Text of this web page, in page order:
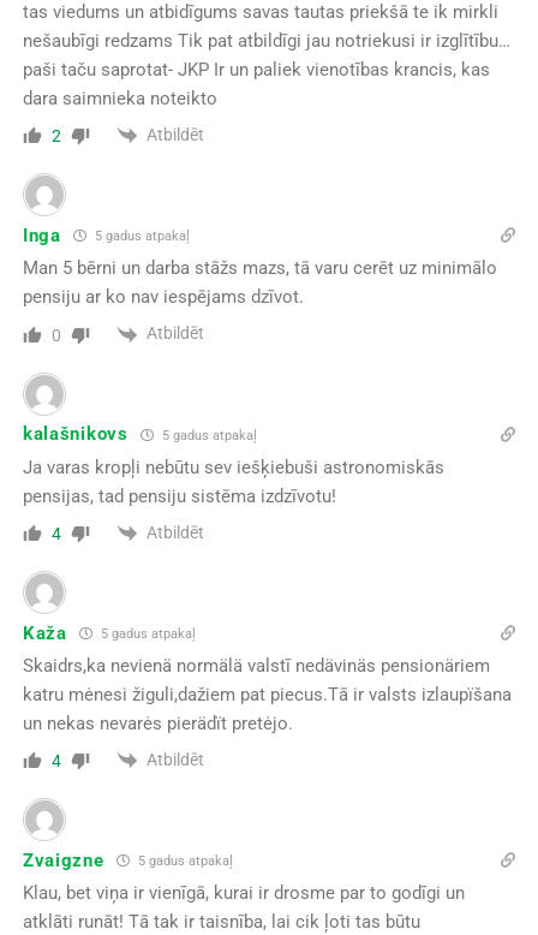
tas viedums un atbidīgums savas tautas priekšā te ik mirkli
nešaubīgi redzams Tik pat atbildīgi jau notriekusi ir izglītību…
paši taču saprotat- JKP Ir un paliek vienotības krancis, kas
dara saimnieka noteikto
2 Atbildēt
Inga 5 gadus atpakaļ
Man 5 bērni un darba stāžs mazs, tā varu cerēt uz minimālo
pensiju ar ko nav iespējams dzīvot.
0 Atbildēt
kalašnikovs 5 gadus atpakaļ
Ja varas kropļi nebūtu sev iešķiebuši astronomiskās
pensijas, tad pensiju sistēma izdzīvotu!
4 Atbildēt
Kaža 5 gadus atpakaļ
Skaidrs,ka nevienä normälä valstī nedävinäs pensionäriem
katru mėnesi žiguli,dažiem pat piecus.Tā ir valsts izlaupïšana
un nekas nevarės pierädït pretėjo.
4 Atbildēt
Zvaigzne 5 gadus atpakaļ
Klau, bet viņa ir vienīgā, kurai ir drosme par to godīgi un
atklāti runāt! Tā tak ir taisnība, lai cik ļoti tas būtu